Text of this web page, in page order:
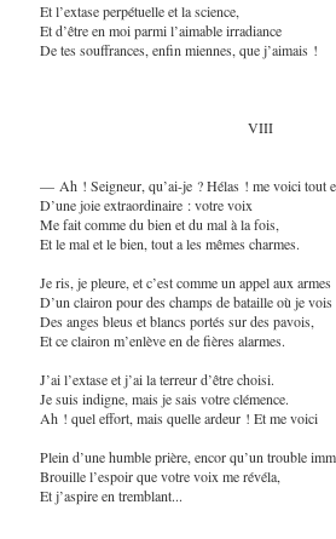
Et l’extase perpétuelle et la science,
Et d’être en moi parmi l’aimable irradiance
De tes souffrances, enfin miennes, que j’aimais !
VIII
— Ah ! Seigneur, qu’ai-je ? Hélas ! me voici tout
D’une joie extraordinaire : votre voix
Me fait comme du bien et du mal à la fois,
Et le mal et le bien, tout a les mêmes charmes.
Je ris, je pleure, et c’est comme un appel aux armes
D’un clairon pour des champs de bataille où je vois
Des anges bleus et blancs portés sur des pavois,
Et ce clairon m’enlève en de fières alarmes.
J’ai l’extase et j’ai la terreur d’être choisi.
Je suis indigne, mais je sais votre clémence.
Ah ! quel effort, mais quelle ardeur ! Et me voici
Plein d’une humble prière, encor qu’un trouble
Brouille l’espoir que votre voix me révéla,
Et j’aspire en tremblant...